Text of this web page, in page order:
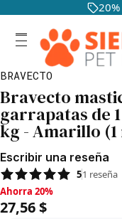
BRAVECTO
Bravecto
garrapatas de
kg - Amarillo
Escribir una reseña
51 reseña
Ahorra 20%, 27,56
Ahorra 20%
27,56 $